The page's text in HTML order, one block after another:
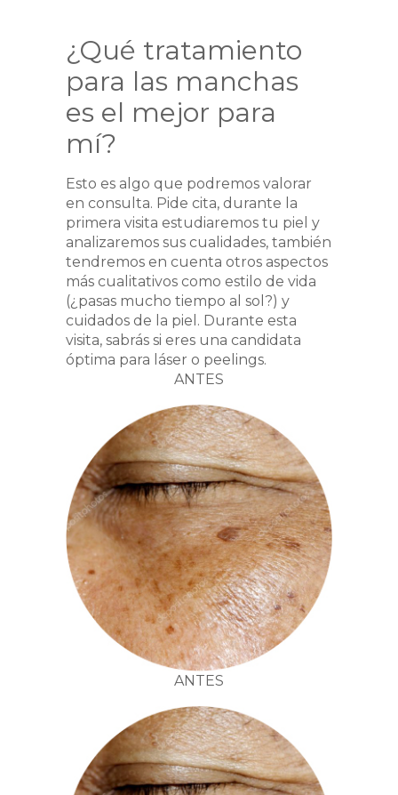
¿Qué tratamiento
para las manchas
es el mejor para
mí?
Esto es algo que podremos valorar
en consulta. Pide cita, durante la
primera visita estudiaremos tu piel y
analizaremos sus cualidades, también
tendremos en cuenta otros aspectos
más cualitativos como estilo de vida
(¿pasas mucho tiempo al sol?) y
cuidados de la piel. Durante esta
visita, sabrás si eres una candidata
óptima para láser o peelings.
ANTES
ANTES